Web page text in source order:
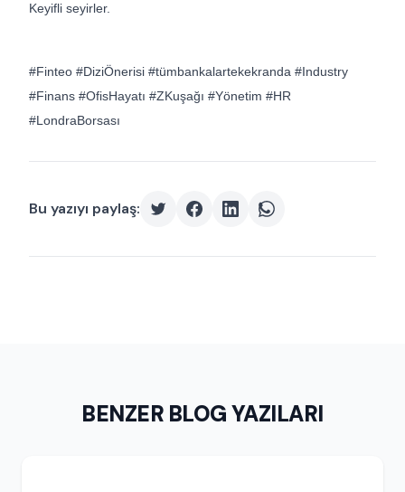
Keyifli seyirler.
#Finteo #DiziÖnerisi #tümbankalartekekranda #Industry
#Finans #OfisHayatı #ZKuşağı #Yönetim #HR
#LondraBorsası
Bu yazıyı paylaş:
BENZER BLOG YAZILARI